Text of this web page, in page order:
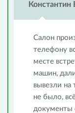
Константин
Салон
телефону
месте
машин,
вывезли на
не было,
документы